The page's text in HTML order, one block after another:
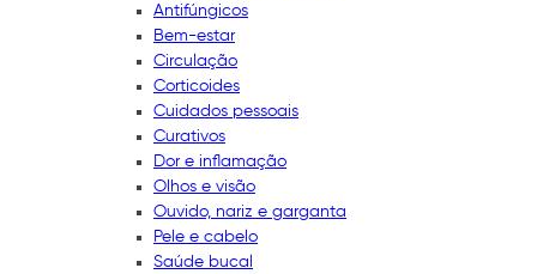
Antifúngicos
Bem-estar
Circulação
Corticoides
Cuidados pessoais
Curativos
Dor e inflamação
Olhos e visão
Ouvido, nariz e garganta
Pele e cabelo
Saúde bucal